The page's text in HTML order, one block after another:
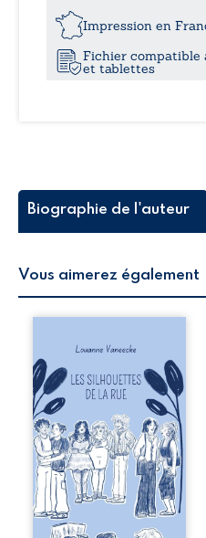
vivants
Impression en
Fichier compatible
et tablettes
Biographie de l'auteur
Vous aimerez également
la rue donne la
parole à six
personnages
ordinaires,
traversés par des
pensées, des
émotions et des
silences qui
pourraient
appartenir à
chacun de nous. À
travers leurs